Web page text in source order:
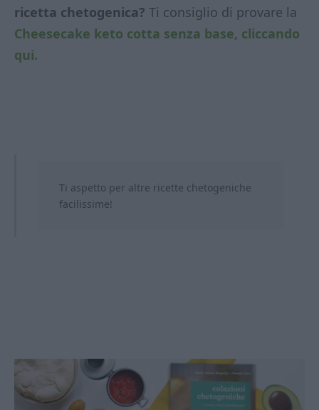
ricetta chetogenica? Ti consiglio di provare la
Cheesecake keto cotta senza base, cliccando
qui.
Ti aspetto per altre ricette chetogeniche
facilissime!